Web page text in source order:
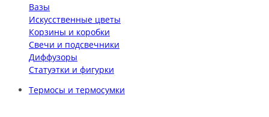
Вазы
Искусственные цветы
Корзины и коробки
Свечи и подсвечники
Диффузоры
Статуэтки и фигурки
Термосы и термосумки